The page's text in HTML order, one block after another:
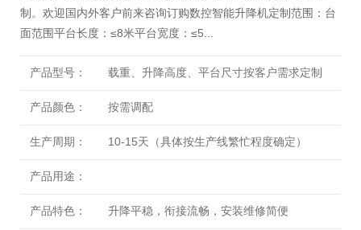
制。欢迎国内外客户前来咨询订购数控智能升降机定制范围：台
面范围平台长度：≤8米平台宽度：≤5...
产品型号： 载重、升降高度、平台尺寸按客户需求定制
产品颜色： 按需调配
生产周期： 10-15天（具体按生产线繁忙程度确定）
产品用途：
产品特色： 升降平稳，衔接流畅，安装维修简便